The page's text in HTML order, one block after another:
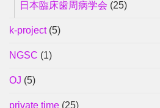
日本臨床歯周病学会 (25)
k-project(5)
NGSC (1)
OJ (5)
private time (25)